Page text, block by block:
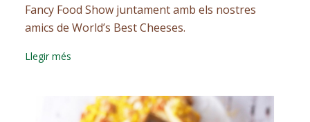
Fancy Food Show juntament amb els nostres
amics de World’s Best Cheeses.
Llegir més